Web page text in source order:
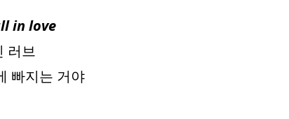
in love
러브
빠지는 거야